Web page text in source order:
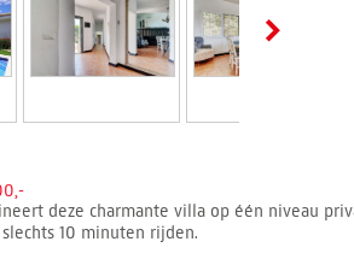
deze charmante villa op één niveau
10 minuten rijden.